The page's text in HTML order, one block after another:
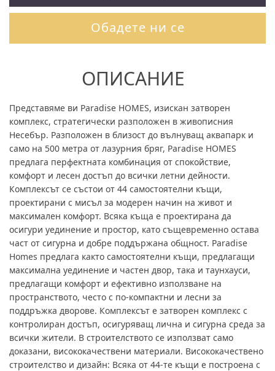
Обадете ни се
ОПИСАНИЕ
Представяме ви Paradise HOMES, изискан затворен
комплекс, стратегически разположен в живописния
Несебър. Разположен в близост до вълнуващ аквапарк и
само на 500 метра от лазурния бряг, Paradise HOMES
предлага перфектната комбинация от спокойствие,
комфорт и лесен достъп до всички летни дейности.
Комплексът се състои от 44 самостоятелни къщи,
проектирани с мисъл за модерен начин на живот и
максимален комфорт. Всяка къща е проектирана да
осигури уединение и простор, като същевременно остава
част от сигурна и добре поддържана общност. Paradise
Homes предлага както самостоятелни къщи, предлагащи
максимална уединение и частен двор, така и таунхауси,
предлагащи комфорт и ефективно използване на
пространството, често с по-компактни и лесни за
поддръжка дворове. Комплексът е затворен комплекс с
контролиран достъп, осигуряващ лична и сигурна среда за
всички жители. В строителството се използват само
доказани, висококачествени материали. Висококачествено
строителство и дизайн: Всяка от 44-те къщи е построена с